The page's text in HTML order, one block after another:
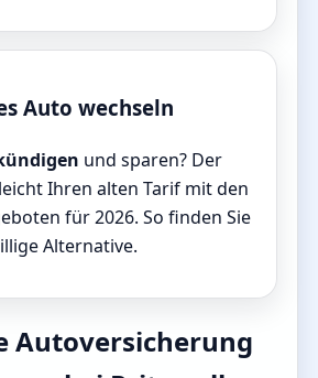
Auto wechseln
und sparen? Der
Ihren alten Tarif mit den
für 2026. So finden Sie
Alternative.
Autoversicherung